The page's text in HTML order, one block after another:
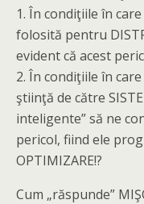
o
o
k
1. În condiţiile în care
folosită pentru
evident că acest
2. În condiţiile în
ştiinţă de către
inteligente” să ne
pericol, fiind ele
OPTIMIZARE!?
Cum „răspunde”